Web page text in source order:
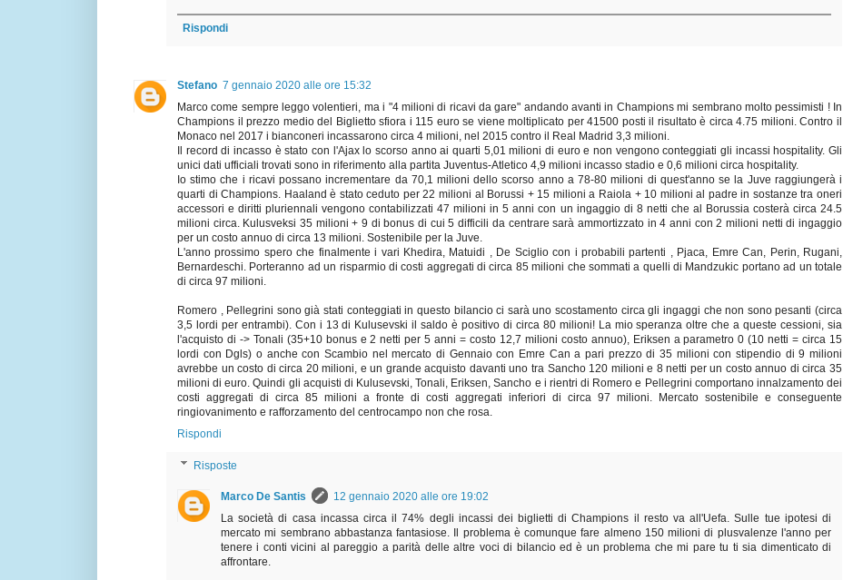
Rispondi
Stefano 7 gennaio 2020 alle ore 15:32
Marco come sempre leggo volentieri, ma i "4 milioni di ricavi da gare" andando avanti in Champions mi sembrano molto pessimisti ! In
Champions il prezzo medio del Biglietto sfiora i 115 euro se viene moltiplicato per 41500 posti il risultato è circa 4.75 milioni. Contro il
Monaco nel 2017 i bianconeri incassarono circa 4 milioni, nel 2015 contro il Real Madrid 3,3 milioni.
Il record di incasso è stato con l'Ajax lo scorso anno ai quarti 5,01 milioni di euro e non vengono conteggiati gli incassi hospitality. Gli
unici dati ufficiali trovati sono in riferimento alla partita Juventus-Atletico 4,9 milioni incasso stadio e 0,6 milioni circa hospitality.
Io stimo che i ricavi possano incrementare da 70,1 milioni dello scorso anno a 78-80 milioni di quest'anno se la Juve raggiungerà i
quarti di Champions. Haaland è stato ceduto per 22 milioni al Borussi + 15 milioni a Raiola + 10 milioni al padre in sostanze tra oneri
accessori e diritti pluriennali vengono contabilizzati 47 milioni in 5 anni con un ingaggio di 8 netti che al Borussia costerà circa 24.5
milioni circa. Kulusveksi 35 milioni + 9 di bonus di cui 5 difficili da centrare sarà ammortizzato in 4 anni con 2 milioni netti di ingaggio
per un costo annuo di circa 13 milioni. Sostenibile per la Juve.
L'anno prossimo spero che finalmente i vari Khedira, Matuidi , De Sciglio con i probabili partenti , Pjaca, Emre Can, Perin, Rugani,
Bernardeschi. Porteranno ad un risparmio di costi aggregati di circa 85 milioni che sommati a quelli di Mandzukic portano ad un totale
di circa 97 milioni.
Romero , Pellegrini sono già stati conteggiati in questo bilancio ci sarà uno scostamento circa gli ingaggi che non sono pesanti (circa
3,5 lordi per entrambi). Con i 13 di Kulusevski il saldo è positivo di circa 80 milioni! La mio speranza oltre che a queste cessioni, sia
l'acquisto di -> Tonali (35+10 bonus e 2 netti per 5 anni = costo 12,7 milioni costo annuo), Eriksen a parametro 0 (10 netti = circa 15
lordi con Dgls) o anche con Scambio nel mercato di Gennaio con Emre Can a pari prezzo di 35 milioni con stipendio di 9 milioni
avrebbe un costo di circa 20 milioni, e un grande acquisto davanti uno tra Sancho 120 milioni e 8 netti per un costo annuo di circa 35
milioni di euro. Quindi gli acquisti di Kulusevski, Tonali, Eriksen, Sancho e i rientri di Romero e Pellegrini comportano innalzamento dei
costi aggregati di circa 85 milioni a fronte di costi aggregati inferiori di circa 97 milioni. Mercato sostenibile e conseguente
ringiovanimento e rafforzamento del centrocampo non che rosa.
Rispondi
Risposte
Marco De Santis
12 gennaio 2020 alle ore 19:02
La società di casa incassa circa il 74% degli incassi dei biglietti di Champions il resto va all'Uefa. Sulle tue ipotesi di
mercato mi sembrano abbastanza fantasiose. Il problema è comunque fare almeno 150 milioni di plusvalenze l'anno per
tenere i conti vicini al pareggio a parità delle altre voci di bilancio ed è un problema che mi pare tu ti sia dimenticato di
affrontare.